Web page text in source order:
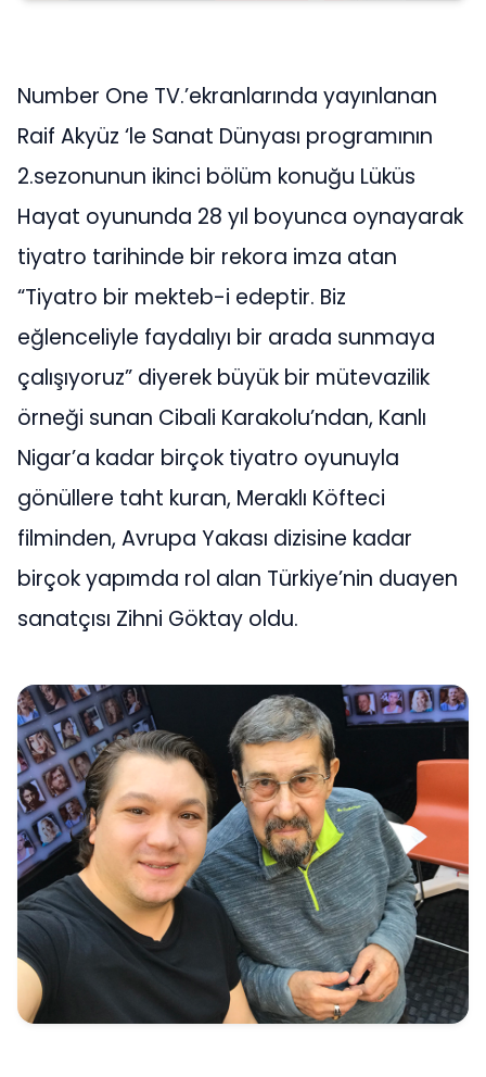
Number One TV.’ekranlarında yayınlanan
Raif Akyüz ‘le Sanat Dünyası programının
2.sezonunun ikinci bölüm konuğu Lüküs
Hayat oyununda 28 yıl boyunca oynayarak
tiyatro tarihinde bir rekora imza atan
“Tiyatro bir mekteb-i edeptir. Biz
eğlenceliyle faydalıyı bir arada sunmaya
çalışıyoruz” diyerek büyük bir mütevazilik
örneği sunan Cibali Karakolu’ndan, Kanlı
Nigar’a kadar birçok tiyatro oyunuyla
gönüllere taht kuran, Meraklı Köfteci
filminden, Avrupa Yakası dizisine kadar
birçok yapımda rol alan Türkiye’nin duayen
sanatçısı Zihni Göktay oldu.